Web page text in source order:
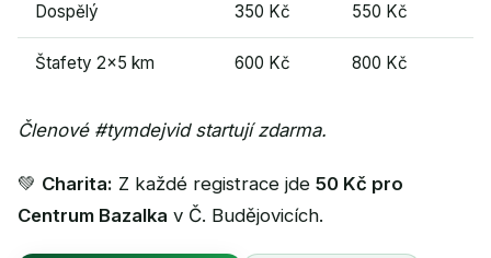
Dospělý 350 Kč 550 Kč
Štafety 2×5 km 600 Kč 800 Kč
Členové #tymdejvid startují zdarma.
💚 Charita: Z každé registrace jde 50 Kč pro
Centrum Bazalka v Č. Budějovicích.